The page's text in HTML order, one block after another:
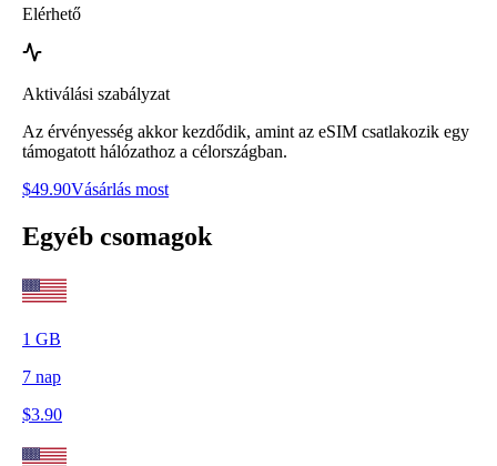
Elérhető
Aktiválási szabályzat
Az érvényesség akkor kezdődik, amint az eSIM csatlakozik egy
támogatott hálózathoz a célországban.
$49.90Vásárlás most
Egyéb csomagok
1 GB
7 nap
$3.90